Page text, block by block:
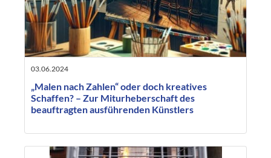
03.06.2024
„Malen nach Zahlen“ oder doch kreatives
Schaffen? – Zur Miturheberschaft des
beauftragten ausführenden Künstlers